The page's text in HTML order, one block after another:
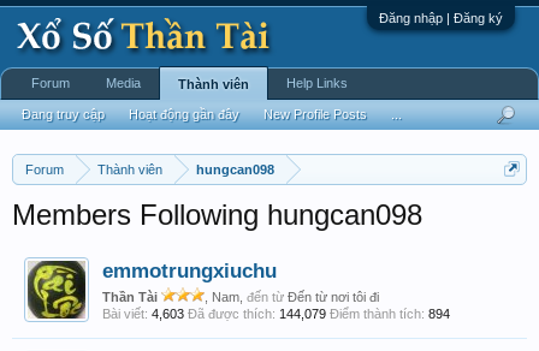
Đăng nhập | Đăng ký
Forum Thành viên hungcan098
Members Following hungcan098
emmotrungxiuchu
Thần Tài , Nam, đến từ Đến từ nơi tôi đi
Bài viết: 4,603 Đã được thích: 144,079 Điểm thành tích: 894
Forum Media Thành viên
Đang truy cập Hoạt động gần đây New Profile Posts
Help Links